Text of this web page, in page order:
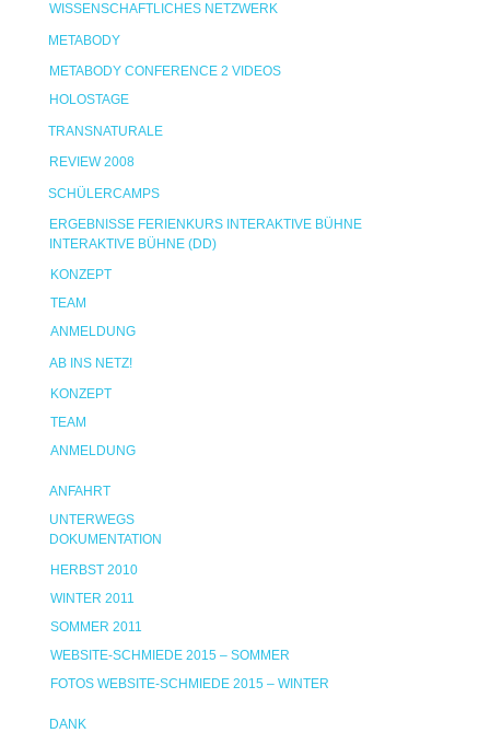
WISSENSCHAFTLICHES NETZWERK
METABODY
METABODY CONFERENCE 2 VIDEOS
HOLOSTAGE
TRANSNATURALE
REVIEW 2008
SCHÜLERCAMPS
ERGEBNISSE FERIENKURS INTERAKTIVE BÜHNE
INTERAKTIVE BÜHNE (DD)
KONZEPT
TEAM
ANMELDUNG
AB INS NETZ!
KONZEPT
TEAM
ANMELDUNG
ANFAHRT
UNTERWEGS
DOKUMENTATION
HERBST 2010
WINTER 2011
SOMMER 2011
WEBSITE-SCHMIEDE 2015 – SOMMER
FOTOS WEBSITE-SCHMIEDE 2015 – WINTER
DANK